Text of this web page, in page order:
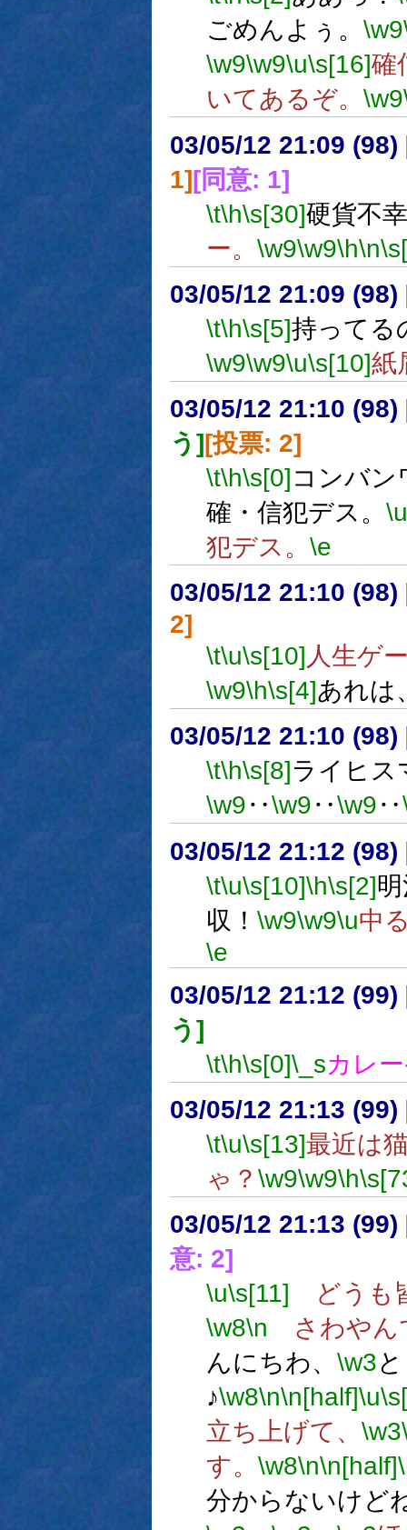
ごめんよぅ。 \w9
\w9\w9\u\s[16]確
いてあるぞ。 \w9
03/05/12 21:09 (98)
1][同意: 1]
\t\h\s[30]硬貨不
ー。 \w9\w9\h\n
03/05/12 21:09 (98)
\t\h\s[5]持ってる
\w9\w9\u\s[10]紙
03/05/12 21:10 (98)
う][投票: 2]
\t\h\s[0]コンバン
確・信犯デス。 \u
犯デス。 \e
03/05/12 21:10 (98)
2]
\t\u\s[10] 人生ゲ
\w9\h\s[4]あれは
03/05/12 21:10 (98)
\t\h\s[8] ライヒ
\w9‥\w9‥\w9‥
03/05/12 21:12 (98)
\t\u\s[10]\h\s[2]
収！ \w9\w9\u中
\e
03/05/12 21:12 (99)
う]
\t\h\s[0]\_sカレ
03/05/12 21:13 (99)
\t\u\s[13]最近は
ゃ？ \w9\w9\h
03/05/12 21:13 (99)
意: 2]
\u\s[11] どうも
\w8\n さわやん
んにちわ、 \w3
♪\w8\n\n[half]\u
立ち上げて、 \w3
す。 \w8\n\n[half]
分からないけど